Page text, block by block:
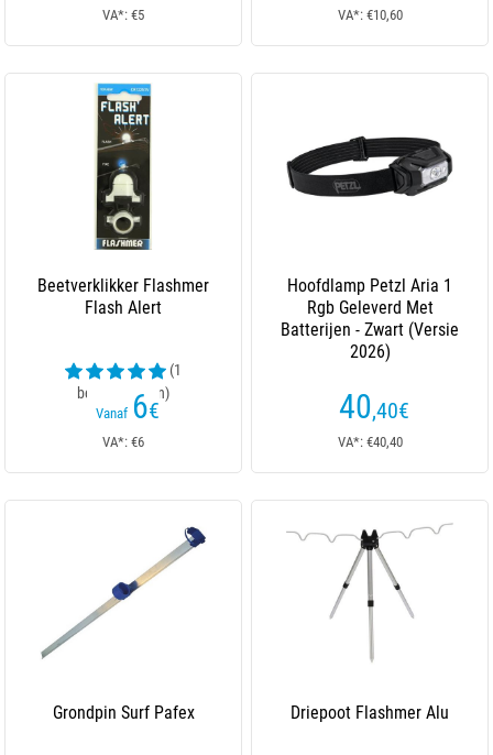
VA*: €5 VA*: €10,60
Beetverklikker Flashmer
Flash Alert
(1
beoordelingen)
Vanaf 6€
VA*: €6
Hoofdlamp Petzl Aria 1
Rgb Geleverd Met
Batterijen - Zwart (Versie
2026)
40,40€
VA*: €40,40
Grondpin Surf Pafex Driepoot Flashmer Alu